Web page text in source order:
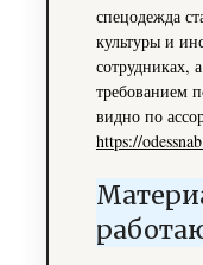
спецодежда
культуры и
сотрудниках,
требованием
видно по
https://